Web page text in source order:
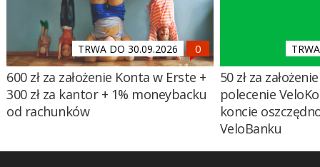
TRWA DO 30.09.2026
600 zł za założenie Konta w Erste +
300 zł za kantor + 1% moneybacku
od rachunków
50 zł za
polecenie
koncie
VeloBanku